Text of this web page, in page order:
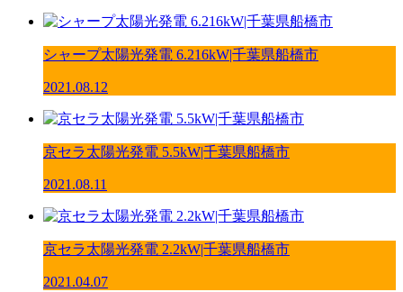
シャープ太陽光発電 6.216kW|千葉県船橋市
2021.08.12
京セラ太陽光発電 5.5kW|千葉県船橋市
2021.08.11
京セラ太陽光発電 2.2kW|千葉県船橋市
2021.04.07